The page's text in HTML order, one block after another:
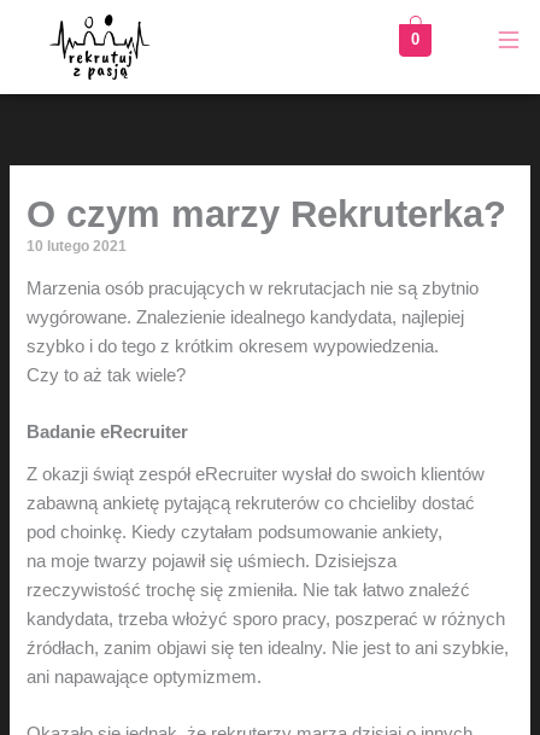
0
O czym marzy Rekruterka?
10 lutego 2021
Marzenia osób pracujących w rekrutacjach nie są zbytnio
wygórowane. Znalezienie idealnego kandydata, najlepiej
szybko i do tego z krótkim okresem wypowiedzenia.
Czy to aż tak wiele?
Badanie eRecruiter
Z okazji świąt zespół eRecruiter wysłał do swoich klientów
zabawną ankietę pytającą rekruterów co chcieliby dostać
pod choinkę. Kiedy czytałam podsumowanie ankiety,
na moje twarzy pojawił się uśmiech. Dzisiejsza
rzeczywistość trochę się zmieniła. Nie tak łatwo znaleźć
kandydata, trzeba włożyć sporo pracy, poszperać w różnych
źródłach, zanim objawi się ten idealny. Nie jest to ani szybkie,
ani napawające optymizmem.